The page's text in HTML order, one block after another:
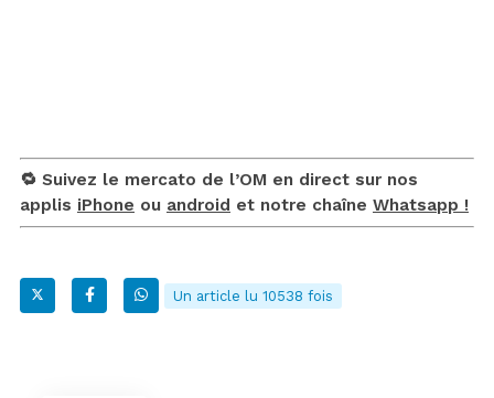
🔁 Suivez le mercato de l’OM en direct sur nos
applis iPhone ou android et notre chaîne Whatsapp !
Un article lu 10538 fois